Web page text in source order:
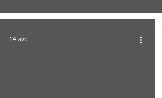
14 avr.